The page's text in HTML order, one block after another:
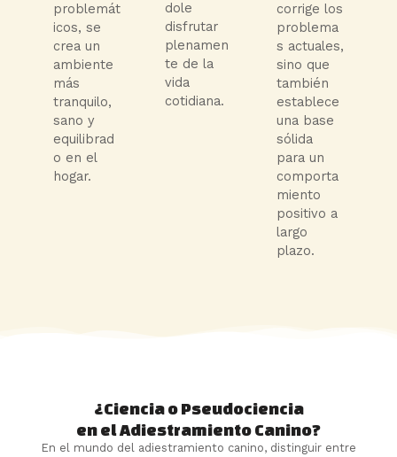
problemát
icos, se
crea un
ambiente
más
tranquilo,
sano y
equilibrad
o en el
hogar.
dole
disfrutar
plenamen
te de la
vida
cotidiana.
corrige los
problema
s actuales,
sino que
también
establece
una base
sólida
para un
comporta
miento
positivo a
largo
plazo.
¿Ciencia o Pseudociencia
en el Adiestramiento Canino?
En el mundo del adiestramiento canino, distinguir entre